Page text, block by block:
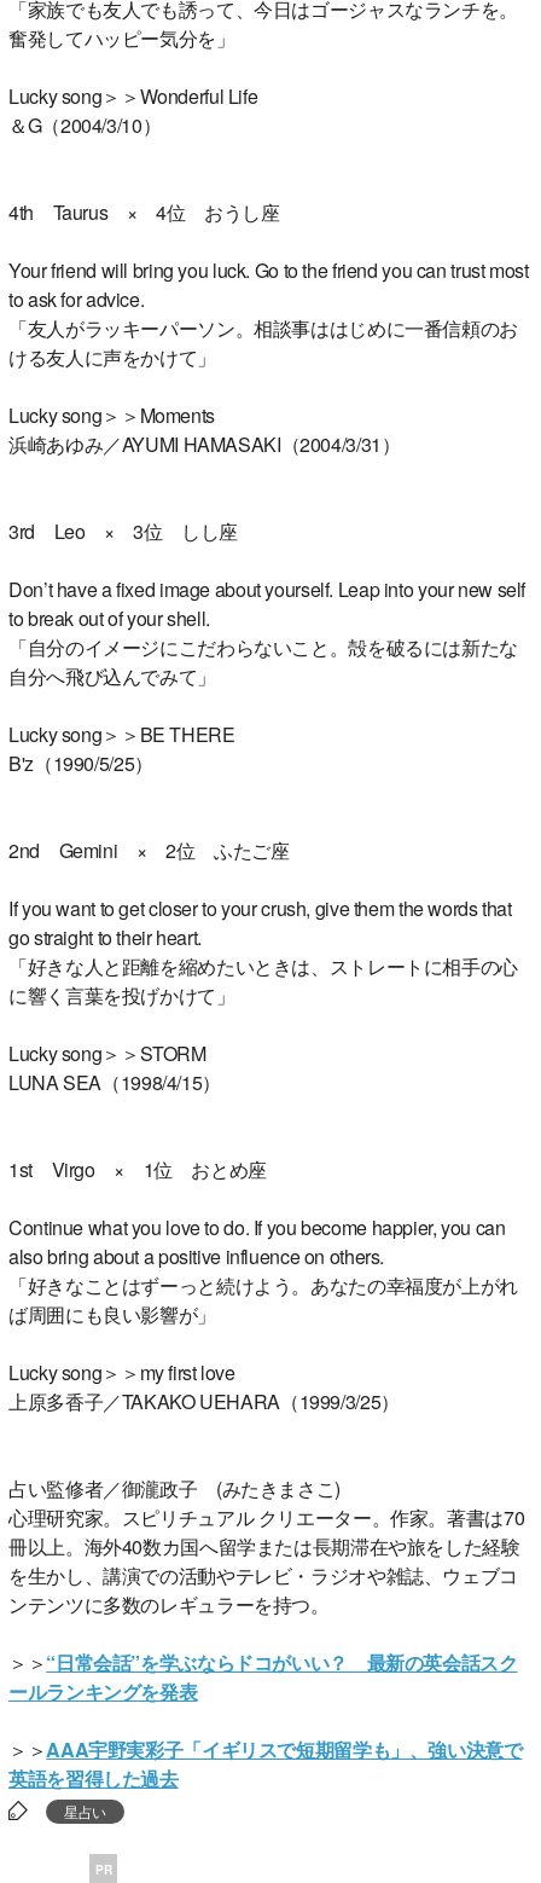
「家族でも友人でも誘って、今日はゴージャスなランチを。
奮発してハッピー気分を」
Lucky song＞＞Wonderful Life
＆G（2004/3/10）
4th Taurus × 4位 おうし座
Your friend will bring you luck. Go to the friend you can trust most
to ask for advice.
「友人がラッキーパーソン。相談事ははじめに一番信頼のお
ける友人に声をかけて」
Lucky song＞＞Moments
浜崎あゆみ／AYUMI HAMASAKI（2004/3/31）
3rd Leo × 3位 しし座
Don’t have a fixed image about yourself. Leap into your new self
to break out of your shell.
「自分のイメージにこだわらないこと。殻を破るには新たな
自分へ飛び込んでみて」
Lucky song＞＞BE THERE
B'z（1990/5/25）
2nd Gemini × 2位 ふたご座
If you want to get closer to your crush, give them the words that
go straight to their heart.
「好きな人と距離を縮めたいときは、ストレートに相手の心
に響く言葉を投げかけて」
Lucky song＞＞STORM
LUNA SEA（1998/4/15）
1st Virgo × 1位 おとめ座
Continue what you love to do. If you become happier, you can
also bring about a positive influence on others.
「好きなことはずーっと続けよう。あなたの幸福度が上がれ
ば周囲にも良い影響が」
Lucky song＞＞my first love
上原多香子／TAKAKO UEHARA（1999/3/25）
占い監修者／御瀧政子 (みたきまさこ)
心理研究家。スピリチュアル クリエーター。作家。著書は70
冊以上。海外40数カ国へ留学または長期滞在や旅をした経験
を生かし、講演での活動やテレビ・ラジオや雑誌、ウェブコ
ンテンツに多数のレギュラーを持つ。
＞＞“日常会話”を学ぶならドコがいい？ 最新の英会話スク
ールランキングを発表
＞＞AAA宇野実彩子「イギリスで短期留学も」、強い決意で
英語を習得した過去
星占い
PR